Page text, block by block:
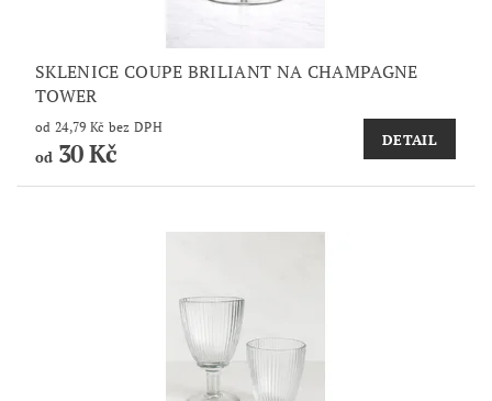
SKLENICE COUPE BRILIANT NA CHAMPAGNE
TOWER
od 24,79 Kč bez DPH
od30 Kč DETAIL